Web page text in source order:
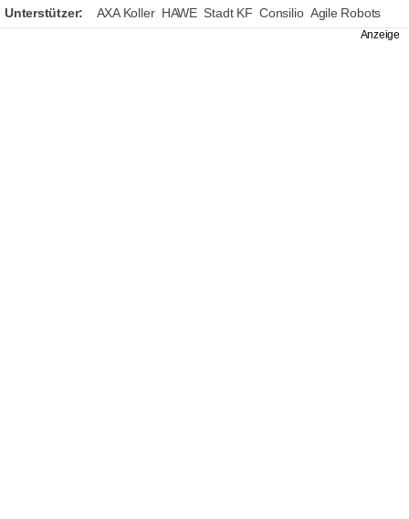
Unterstützer: AXA Koller HAWE Stadt KF Consilio Agile Robots